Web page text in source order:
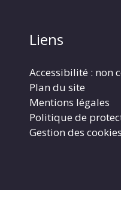
Liens
Accessibilité : non
Plan du site
Mentions légales
Politique de
Gestion des cookies